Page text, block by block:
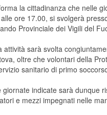
la cittadinanza che nelle
ore 17.00, si svolgerà
Provinciale dei Vigili del
attività sarà svolta
oltre che volontari della
sanitario di primo
giornate indicate sarà dunque
e mezzi impegnati nelle